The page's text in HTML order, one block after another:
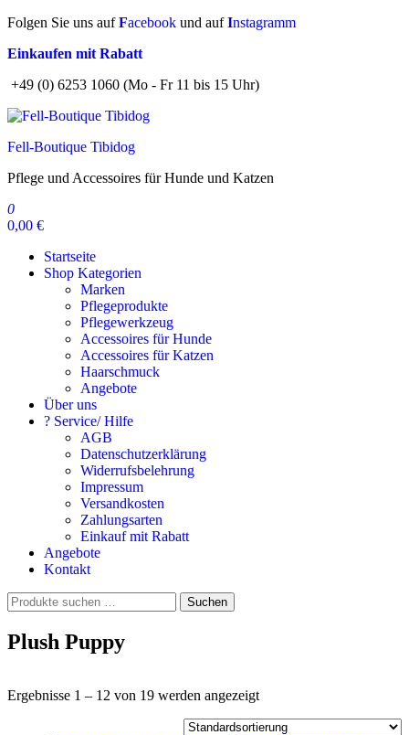
Zum
springen
Folgen Sie uns aufFacebook und aufInstagramm
Einkaufen mit Rabatt
+49 (0) 6253 1060 (Mo - Fr 11 bis 15 Uhr)
Fell-Boutique Tibidog
Pflege und Accessoires für Hunde und Katzen
0
0,00 €
Startseite
Shop Kategorien
Marken
Pflegeprodukte
Pflegewerkzeug
Accessoires für Hunde
Accessoires für Katzen
Haarschmuck
Angebote
Über uns
? Service/ Hilfe
AGB
Datenschutzerklärung
Widerrufsbelehrung
Impressum
Versandkosten
Zahlungsarten
Einkauf mit Rabatt
Angebote
Kontakt
Suchen
nach:
Suchen
Plush Puppy
Ergebnisse 1 – 12 von 19 werden angezeigt